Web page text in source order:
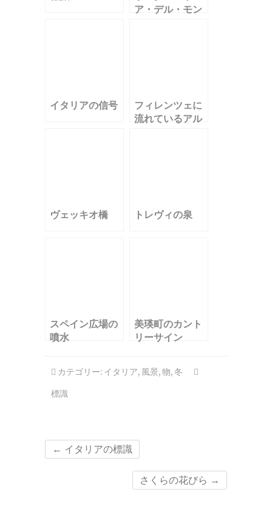
ア・デル・モン
イタリアの信号
フィレンツェに
流れているアル
ヴェッキオ橋 トレヴィの泉
スペイン広場の
噴水
美瑛町のカント
リーサイン
カテゴリー: イタリア, 風景,物,冬
標識
← イタリアの標識
さくらの花びら →